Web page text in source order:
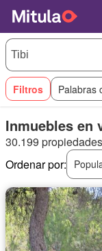
Filtros Palabras
Inmuebles en
30.199
Ordenar por: